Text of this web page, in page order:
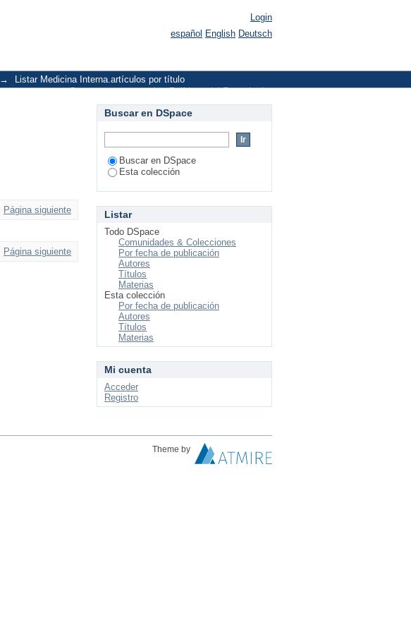
Login
español English Deutsch
→
Listar Medicina Interna.artículos por título
Políticas del Repositorio
Contacto y sugerencias
Página siguiente
Página siguiente
Buscar en DSpace
Buscar en DSpace
Esta colección
Listar
Todo DSpace
Comunidades & Colecciones
Por fecha de publicación
Autores
Títulos
Materias
Esta colección
Por fecha de publicación
Autores
Títulos
Materias
Mi cuenta
Acceder
Registro
Theme by